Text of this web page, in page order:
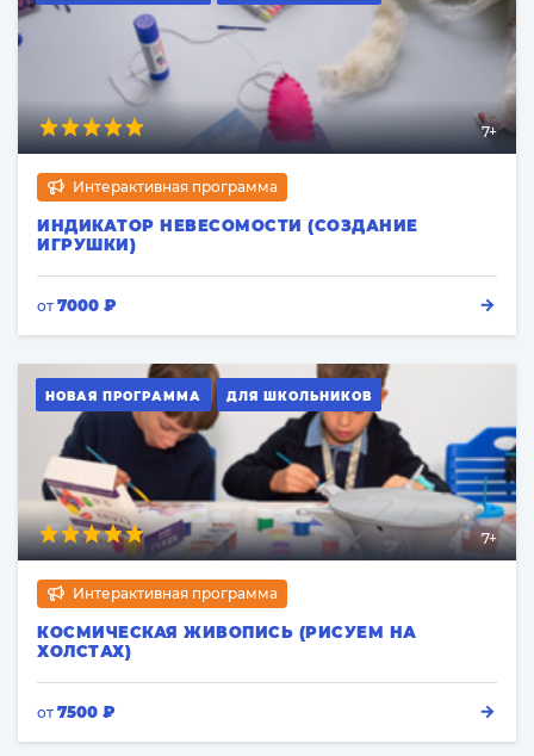
7+
Интерактивная программа
ИНДИКАТОР НЕВЕСОМОСТИ (СОЗДАНИЕ
ИГРУШКИ)
от 7000 ₽
НОВАЯ ПРОГРАММА ДЛЯ ШКОЛЬНИКОВ
7+
Интерактивная программа
КОСМИЧЕСКАЯ ЖИВОПИСЬ (РИСУЕМ НА
ХОЛСТАХ)
от 7500 ₽